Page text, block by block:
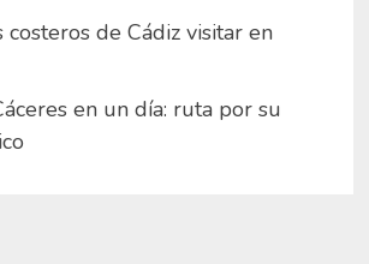
de Cádiz visitar en
en un día: ruta por su